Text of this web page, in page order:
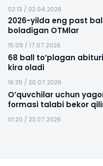
02:13 / 02.04.2026
2026-yilda eng past
boladigan OTMlar
15:09 / 17.07.2026
68 ball to’plagan
kira oladi
16:35 / 20.07.2026
O’quvchilar uchun
formasi talabi bekor
01:20 / 23.07.2026